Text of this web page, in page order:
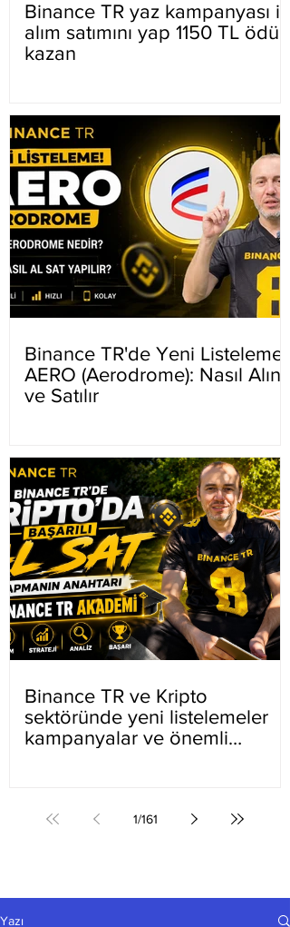
Binance TR yaz kampanyası ilk
alım satımını yap 1150 TL ödül
kazan
Binance TR'de Yeni Listeleme
AERO (Aerodrome): Nasıl Alınır
ve Satılır
Binance TR ve Kripto
sektöründe yeni listelemeler
kampanyalar ve önemli
1/161
Yazı